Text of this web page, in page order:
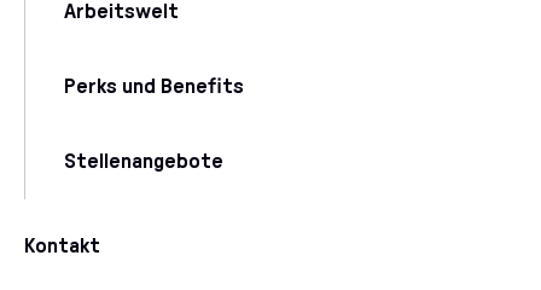
Arbeitswelt
Perks und Benefits
Stellenangebote
Kontakt